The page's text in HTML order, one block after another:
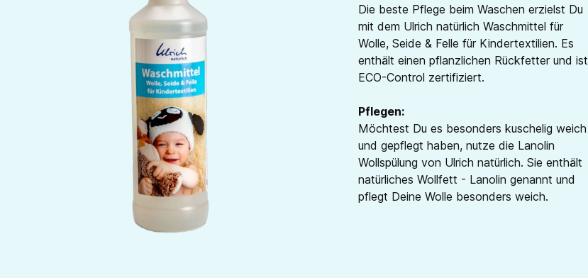
Die beste Pflege beim Waschen erzielst Du
mit dem Ulrich natürlich Waschmittel für
Wolle, Seide & Felle für Kindertextilien. Es
enthält einen pflanzlichen Rückfetter und ist
ECO-Control zertifiziert.
Pflegen:
Möchtest Du es besonders kuschelig weich
und gepflegt haben, nutze die Lanolin
Wollspülung von Ulrich natürlich. Sie enthält
natürliches Wollfett - Lanolin genannt und
pflegt Deine Wolle besonders weich.